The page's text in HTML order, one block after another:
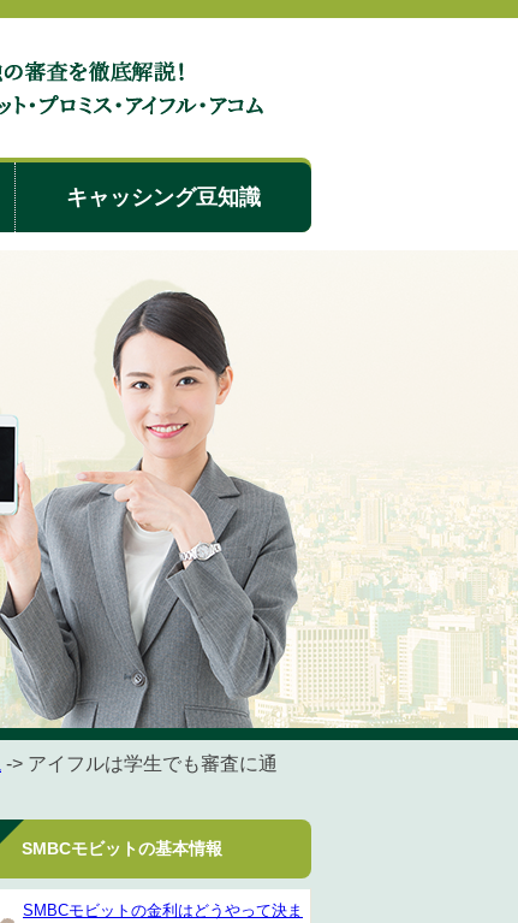
キャッシング豆知識
-> アイフルは学生でも審査に通
SMBCモビットの基本情報
SMBCモビットの金利はどうやって決ま